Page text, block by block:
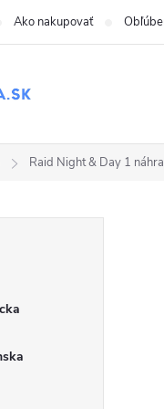
Ako nakupovať
Raid Night & Day 1